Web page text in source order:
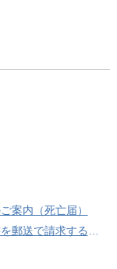
案内（死亡届）
求する際の本人確認